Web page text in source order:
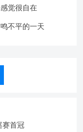
觉很自在
不平的一天
赛首冠